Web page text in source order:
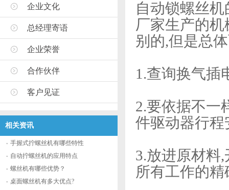
企业文化
总经理寄语
企业荣誉
合作伙伴
客户见证
相关资讯
手握式拧螺丝机有哪些特性
自动拧螺丝机的应用特点
螺丝机有哪些优势？
桌面螺丝机有多大优点?
自动锁螺丝
厂家生产的
别的,但是总
1.查询换气插
2.要依据不一
件驱动器行程
3.放进原材料
所有工作的